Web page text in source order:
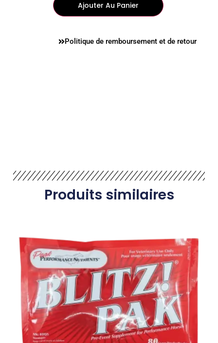
Ajouter Au Panier
Politique de remboursement et de retour
Produits similaires